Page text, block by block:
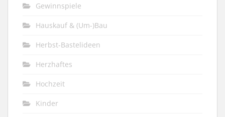
Gewinnspiele
Hauskauf & (Um-)Bau
Herbst-Bastelideen
Herzhaftes
Hochzeit
Kinder